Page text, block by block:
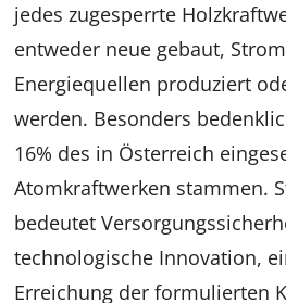
jedes zugesperrte
entweder neue gebaut,
Energiequellen produziert
werden. Besonders
16% des in Österreich
Atomkraftwerken stammen.
bedeutet
technologische Innovation,
Erreichung der formulierten